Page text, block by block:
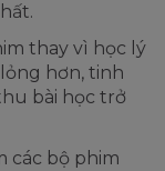
thay vì học lý
hơn, tinh
bài học trở
các bộ phim